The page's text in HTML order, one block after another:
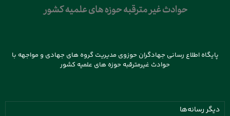
پایگاه اطلاع رسانی جهادگران حوزوی مدیریت گروه های جهادی و مواجهه با
حوادث غیرمترقبه حوزه های علمیه کشور
دیگر رسانه‌ها